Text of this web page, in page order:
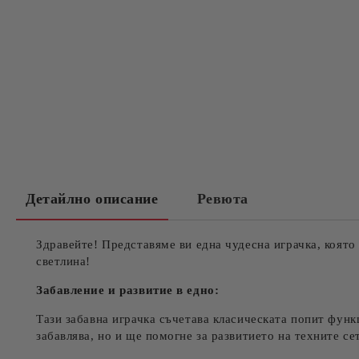
Детайлно описание Ревюта
Здравейте! Представяме ви една чудесна играчка,
светлина!
Забавление и развитие в едно:
Тази забавна играчка съчетава класическата попит
забавлява, но и ще помогне за развитието на техните